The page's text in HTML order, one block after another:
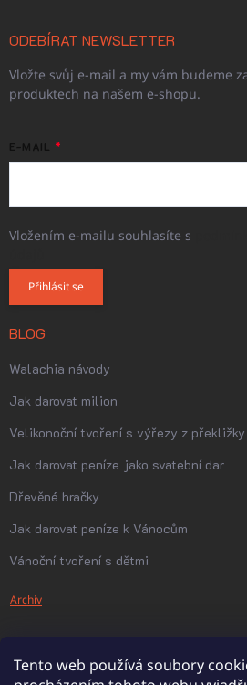
Tento web používá soubory
ODEBÍRAT NEWSLETTER
Vložte svůj e-mail a my vám budeme
produktech na našem e-shopu.
E-MAIL
Vložením e-mailu souhlasíte s
Přihlásit se
BLOG
Walachia návody
Jak darovat milion
Velikonoční tvoření s výřezy z překližky
Jak darovat peníze jako svatební dar
Dřevěné hračky
Jak darovat peníze k Vánocům
Vánoční tvoření s dětmi
Archiv